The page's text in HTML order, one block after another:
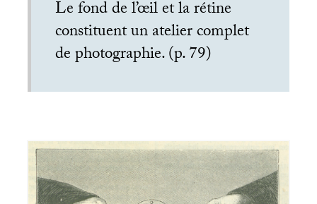
Le fond de l’œil et la rétine
constituent un atelier complet
de photographie. (p. 79)